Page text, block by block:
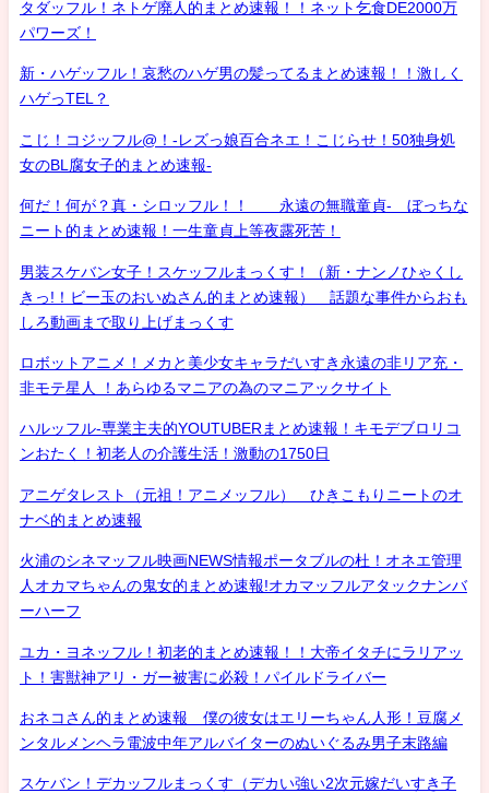
タダッフル！ネトゲ廃人的まとめ速報！！ネット乞食DE2000万
パワーズ！
新・ハゲッフル！哀愁のハゲ男の髪ってるまとめ速報！！激しく
ハゲっTEL？
こじ！コジッフル@！-レズっ娘百合ネエ！こじらせ！50独身処
女のBL腐女子的まとめ速報-
何だ！何が？真・シロッフル！！ 永遠の無職童貞- ぼっちな
ニート的まとめ速報！一生童貞上等夜露死苦！
男装スケバン女子！スケッフルまっくす！（新・ナンノひゃくし
きっ!！ビー玉のおいぬさん的まとめ速報） 話題な事件からおも
しろ動画まで取り上げまっくす
ロボットアニメ！メカと美少女キャラだいすき永遠の非リア充・
非モテ星人 ！あらゆるマニアの為のマニアックサイト
ハルッフル-専業主夫的YOUTUBERまとめ速報！キモデブロリコ
ンおたく！初老人の介護生活！激動の1750日
アニゲタレスト（元祖！アニメッフル） ひきこもりニートのオ
ナベ的まとめ速報
火浦のシネマッフル映画NEWS情報ポータブルの杜！オネエ管理
人オカマちゃんの鬼女的まとめ速報!オカマッフルアタックナンバ
ーハーフ
ユカ・ヨネッフル！初老的まとめ速報！！大帝イタチにラリアッ
ト！害獣神アリ・ガー被害に必殺！パイルドライバー
おネコさん的まとめ速報 僕の彼女はエリーちゃん人形！豆腐メ
ンタルメンヘラ電波中年アルバイターのぬいぐるみ男子末路編
スケバン！デカッフルまっくす（デカい強い2次元嫁だいすき子